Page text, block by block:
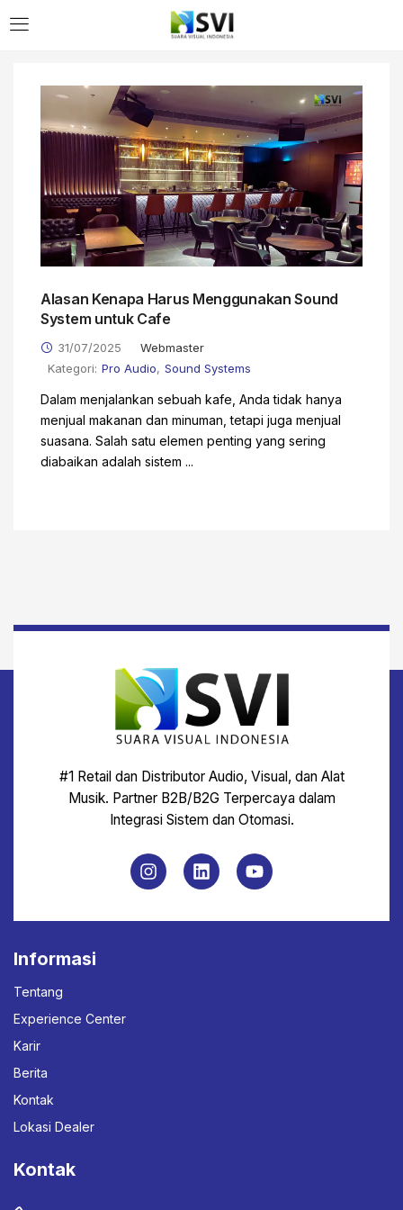
Enter your username and password to login.
Remember me
Login
Lost password?
Alasan Kenapa Harus Menggunakan Sound
System untuk Cafe
31/07/2025
Webmaster
Kategori: Pro Audio, Sound Systems
Dalam menjalankan sebuah kafe, Anda tidak hanya
menjual makanan dan minuman, tetapi juga menjual
suasana. Salah satu elemen penting yang sering
diabaikan adalah sistem ...
#1 Retail dan Distributor Audio, Visual, dan Alat
Musik. Partner B2B/B2G Terpercaya dalam
Integrasi Sistem dan Otomasi.
Informasi
Tentang
Experience Center
Karir
Berita
Kontak
Lokasi Dealer
Kontak